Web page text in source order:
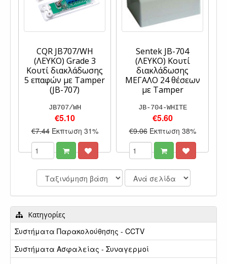
CQR JB707/WH
(ΛΕΥΚΟ) Grade 3
Κουτί διακλάδωσης
5 επαφών με Tamper
(JB-707)
JB707/WH
€5.10
€7.44 Έκπτωση 31%
Sentek JB-704
(ΛΕΥΚΟ) Κουτί
διακλάδωσης
ΜΕΓΑΛΟ 24 θέσεων
με Tamper
JB-704-WHITE
€5.60
€9.06 Έκπτωση 38%
Κατηγορίες
Συστήματα Παρακολούθησης - CCTV
Συστήματα Ασφαλείας - Συναγερμοί